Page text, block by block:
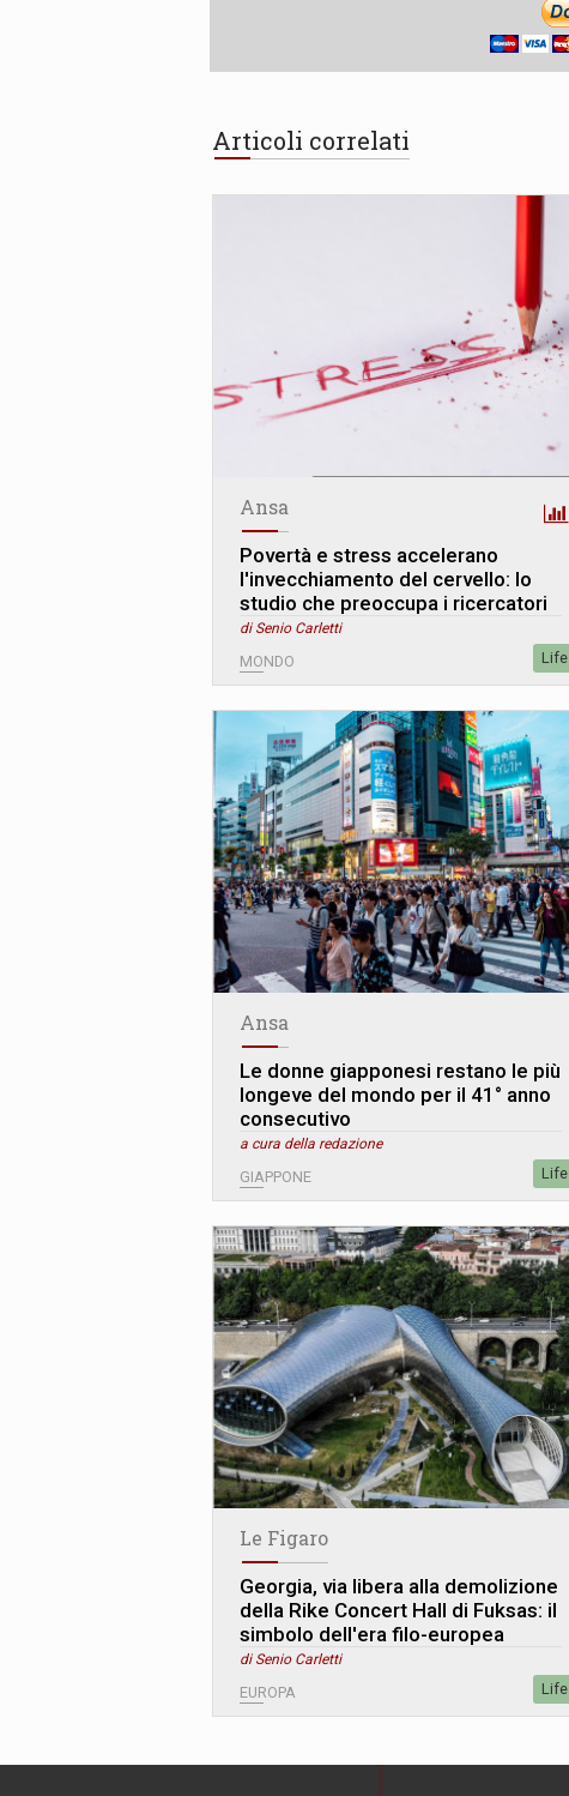
Articoli correlati
Ansa
Povertà e stress accelerano
l'invecchiamento del cervello: lo
studio che preoccupa i ricercatori
di Senio Carletti
MONDO Life
Ansa
Le donne giapponesi restano le più
longeve del mondo per il 41° anno
consecutivo
a cura della redazione
GIAPPONE Life
Le Figaro
Georgia, via libera alla demolizione
della Rike Concert Hall di Fuksas: il
simbolo dell'era filo-europea
di Senio Carletti
EUROPA Life